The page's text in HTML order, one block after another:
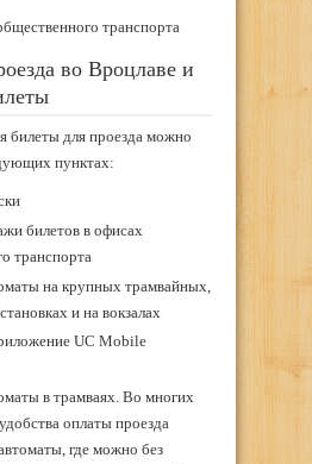
транспорта
во Вроцлаве и
билеты для проезда можно
пунктах:
билетов в офисах
транспорта
на крупных трамвайных,
и на вокзалах
UC Mobile
в трамваях. Во многих
оплаты проезда
где можно без